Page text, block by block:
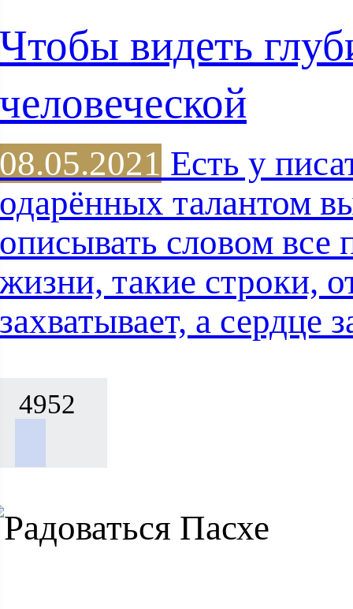
Чтобы видеть
человеческой
08.05.2021 Есть у
одарённых талантом
описывать словом все
жизни, такие строки,
захватывает, а сердце
4952